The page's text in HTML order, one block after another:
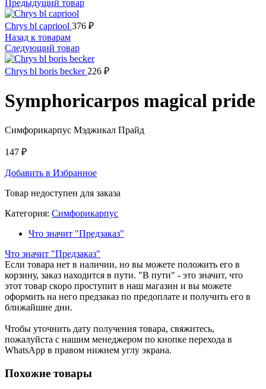
Предыдущий товар
Chrys bl capriool 376 ₽
Назад к товарам
Следующий товар
Chrys bl boris becker 226 ₽
Symphoricarpos magical pride
Симфорикарпус Мэджикал Прайд
147 ₽
Добавить в Избранное
Товар недоступен для заказа
Категория: Симфорикарпус
Что значит "Предзаказ"
Что значит "Предзаказ"
Если товара нет в наличии, но вы можете положить его в
корзину, заказ находится в пути. "В пути" - это значит, что
этот товар скоро проступит в наш магазин и вы можете
оформить на него предзаказ по предоплате и получить его в
ближайшие дни.
Чтобы уточнить дату получения товара, свяжитесь,
пожалуйста с нашим менеджером по кнопке перехода в
WhatsApp в правом нижнем углу экрана.
Похожие товары